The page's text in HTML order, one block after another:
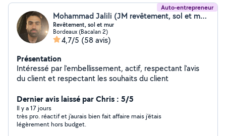
Auto-entrepreneur
Mohammad Jalili (JM revêtement, sol et mur)
Revêtement, sol et mur
Bordeaux (Bacalan 2)
4,7/5 (58 avis)
Présentation
Intéressé par l'embellissement, actif, respectant l'avis
du client et respectant les souhaits du client
Dernier avis laissé par Chris : 5/5
Il y a 17 jours
très pro. réactif et j'aurais bien fait affaire mais j'étais
légèrement hors budget.